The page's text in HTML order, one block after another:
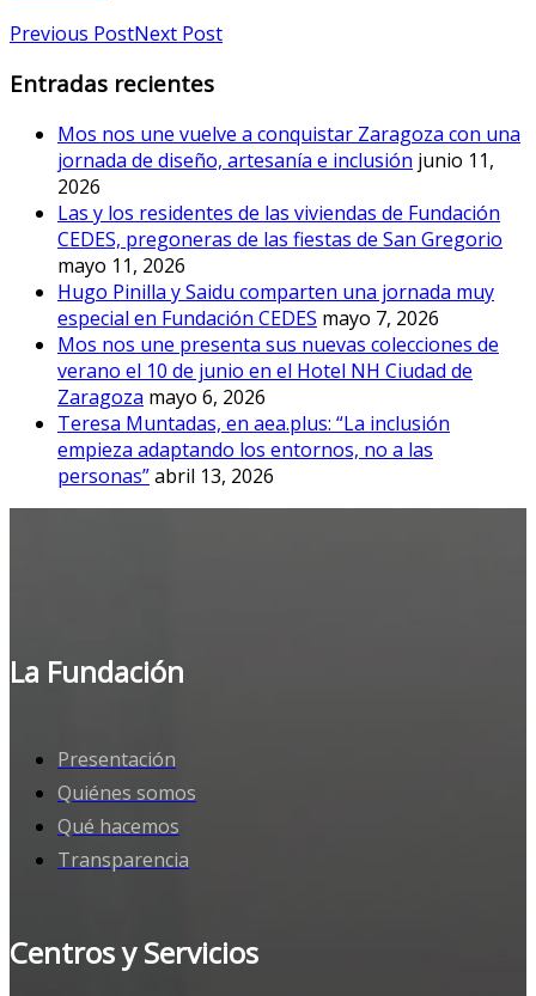
Previous PostNext Post
Entradas recientes
Mos nos une vuelve a conquistar Zaragoza con una
jornada de diseño, artesanía e inclusión junio 11,
2026
Las y los residentes de las viviendas de Fundación
CEDES, pregoneras de las fiestas de San Gregorio
mayo 11, 2026
Hugo Pinilla y Saidu comparten una jornada muy
especial en Fundación CEDES mayo 7, 2026
Mos nos une presenta sus nuevas colecciones de
verano el 10 de junio en el Hotel NH Ciudad de
Zaragoza mayo 6, 2026
Teresa Muntadas, en aea.plus: “La inclusión
empieza adaptando los entornos, no a las
personas”abril 13, 2026
La Fundación
Presentación
Quiénes somos
Qué hacemos
Transparencia
Centros y Servicios